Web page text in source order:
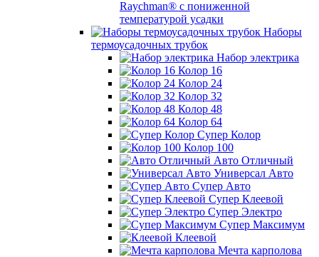
Raychman® с пониженной
температурой усадки
Наборы
термоусадочных трубок
Набор электрика
Колор 16
Колор 24
Колор 32
Колор 48
Колор 64
Супер Колор
Колор 100
Авто Отличный
Универсал Авто
Супер Авто
Супер Клеевой
Супер Электро
Супер Максимум
Клеевой
Мечта карполова